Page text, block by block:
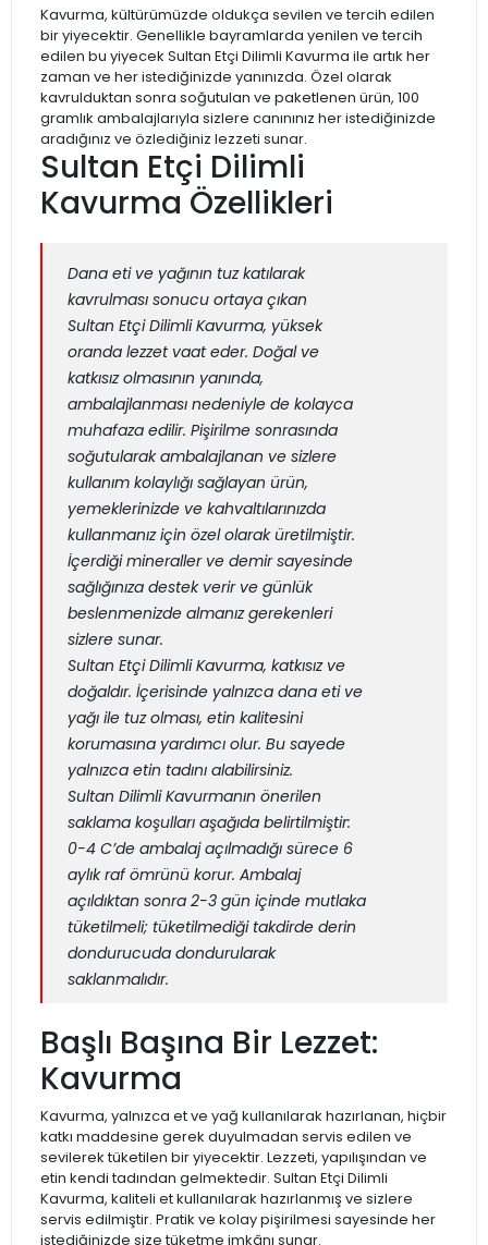
Kavurma, kültürümüzde oldukça sevilen ve tercih edilen
bir yiyecektir. Genellikle bayramlarda yenilen ve tercih
edilen bu yiyecek Sultan Etçi Dilimli Kavurma ile artık her
zaman ve her istediğinizde yanınızda. Özel olarak
kavrulduktan sonra soğutulan ve paketlenen ürün, 100
gramlık ambalajlarıyla sizlere canınınız her istediğinizde
aradığınız ve özlediğiniz lezzeti sunar.
Sultan Etçi Dilimli
Kavurma Özellikleri
Dana eti ve yağının tuz katılarak
kavrulması sonucu ortaya çıkan
Sultan Etçi Dilimli Kavurma, yüksek
oranda lezzet vaat eder. Doğal ve
katkısız olmasının yanında,
ambalajlanması nedeniyle de kolayca
muhafaza edilir. Pişirilme sonrasında
soğutularak ambalajlanan ve sizlere
kullanım kolaylığı sağlayan ürün,
yemeklerinizde ve kahvaltılarınızda
kullanmanız için özel olarak üretilmiştir.
İçerdiği mineraller ve demir sayesinde
sağlığınıza destek verir ve günlük
beslenmenizde almanız gerekenleri
sizlere sunar.
Sultan Etçi Dilimli Kavurma, katkısız ve
doğaldır. İçerisinde yalnızca dana eti ve
yağı ile tuz olması, etin kalitesini
korumasına yardımcı olur. Bu sayede
yalnızca etin tadını alabilirsiniz.
Sultan Dilimli Kavurmanın önerilen
saklama koşulları aşağıda belirtilmiştir:
0-4 C’de ambalaj açılmadığı sürece 6
aylık raf ömrünü korur. Ambalaj
açıldıktan sonra 2-3 gün içinde mutlaka
tüketilmeli; tüketilmediği takdirde derin
dondurucuda dondurularak
saklanmalıdır.
Başlı Başına Bir Lezzet:
Kavurma
Kavurma, yalnızca et ve yağ kullanılarak hazırlanan, hiçbir
katkı maddesine gerek duyulmadan servis edilen ve
sevilerek tüketilen bir yiyecektir. Lezzeti, yapılışından ve
etin kendi tadından gelmektedir. Sultan Etçi Dilimli
Kavurma, kaliteli et kullanılarak hazırlanmış ve sizlere
servis edilmiştir. Pratik ve kolay pişirilmesi sayesinde her
istediğinizde size tüketme imkânı sunar.